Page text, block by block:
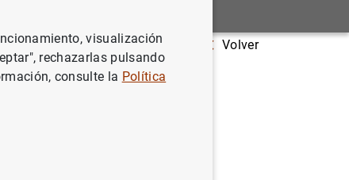
de pagos de la zona del euro Volver
visualización
rechazarlas pulsando
consulte la Política